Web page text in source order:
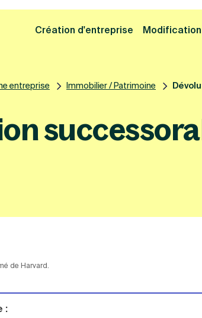
Création d'entreprise
entreprise Immobilier / Patrimoine
de Harvard.
: